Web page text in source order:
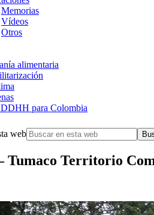
Memorias
Vídeos
Otros
alimentaria
para Colombia
web
Tumaco Territorio